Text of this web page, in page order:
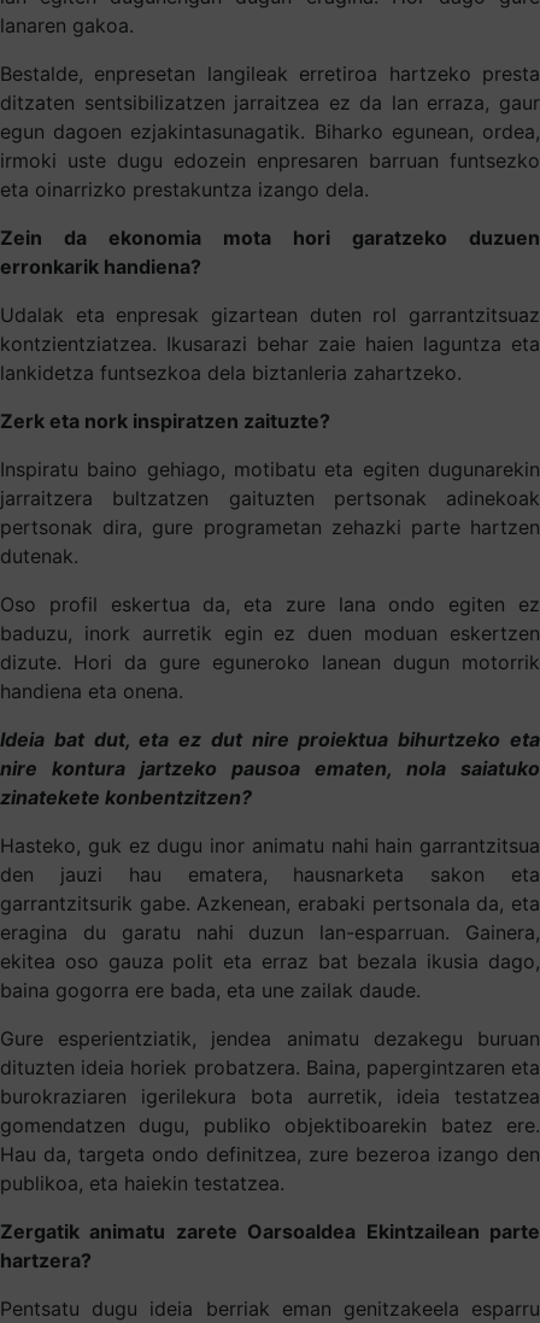
lanaren gakoa.
Bestalde, enpresetan langileak erretiroa hartzeko presta
ditzaten sentsibilizatzen jarraitzea ez da lan erraza, gaur
egun dagoen ezjakintasunagatik. Biharko egunean, ordea,
irmoki uste dugu edozein enpresaren barruan funtsezko
eta oinarrizko prestakuntza izango dela.
Zein da ekonomia mota hori garatzeko duzuen
erronkarik handiena?
Udalak eta enpresak gizartean duten rol garrantzitsuaz
kontzientziatzea. Ikusarazi behar zaie haien laguntza eta
lankidetza funtsezkoa dela biztanleria zahartzeko.
Zerk eta nork inspiratzen zaituzte?
Inspiratu baino gehiago, motibatu eta egiten dugunarekin
jarraitzera bultzatzen gaituzten pertsonak adinekoak
pertsonak dira, gure programetan zehazki parte hartzen
dutenak.
Oso profil eskertua da, eta zure lana ondo egiten ez
baduzu, inork aurretik egin ez duen moduan eskertzen
dizute. Hori da gure eguneroko lanean dugun motorrik
handiena eta onena.
Ideia bat dut, eta ez dut nire proiektua bihurtzeko eta
nire kontura jartzeko pausoa ematen, nola saiatuko
zinatekete konbentzitzen?
Hasteko, guk ez dugu inor animatu nahi hain garrantzitsua
den jauzi hau ematera, hausnarketa sakon eta
garrantzitsurik gabe. Azkenean, erabaki pertsonala da, eta
eragina du garatu nahi duzun lan-esparruan. Gainera,
ekitea oso gauza polit eta erraz bat bezala ikusia dago,
baina gogorra ere bada, eta une zailak daude.
Gure esperientziatik, jendea animatu dezakegu buruan
dituzten ideia horiek probatzera. Baina, papergintzaren eta
burokraziaren igerilekura bota aurretik, ideia testatzea
gomendatzen dugu, publiko objektiboarekin batez ere.
Hau da, targeta ondo definitzea, zure bezeroa izango den
publikoa, eta haiekin testatzea.
Zergatik animatu zarete Oarsoaldea Ekintzailean parte
hartzera?
Pentsatu dugu ideia berriak eman genitzakeela esparru